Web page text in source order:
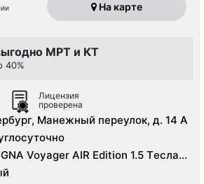
На карте
МРТ и КТ
40%
Лицензия
проверена
Манежный переулок, д. 14 А
Voyager AIR Edition 1.5 Tесла
Revolution EVO 128 срезов, УЗИ
класса